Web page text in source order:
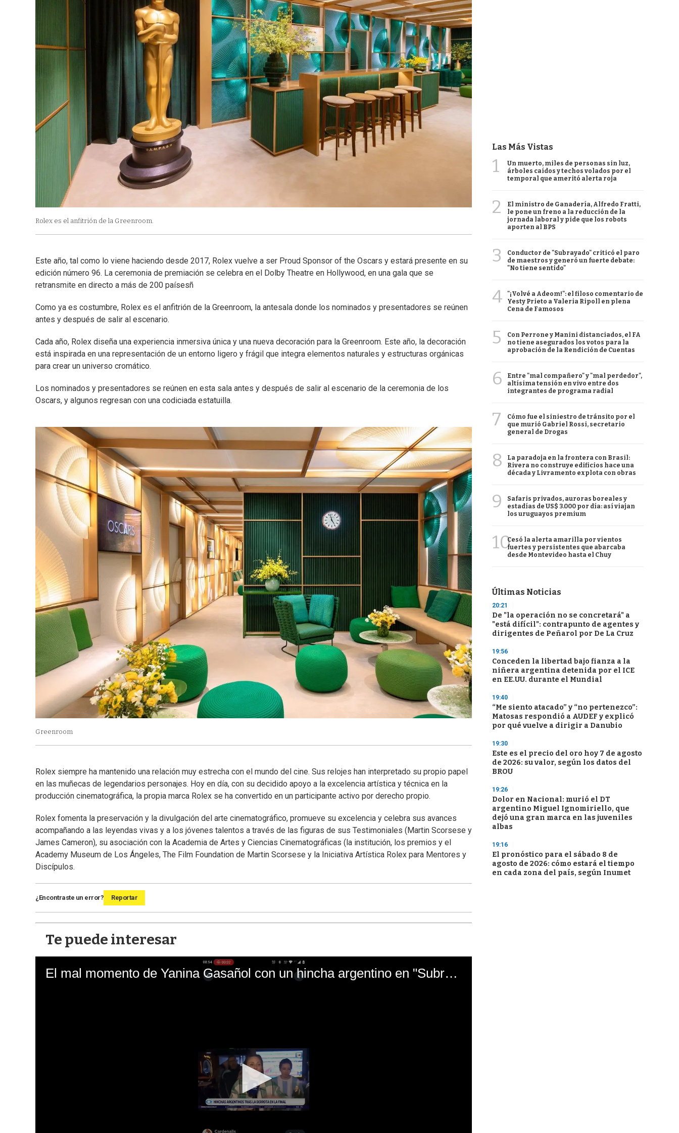
Rolex es el anfitrión de la Greenroom.
Este año, tal como lo viene haciendo desde 2017, Rolex vuelve a ser Proud Sponsor of the Oscars y estará presente en su
edición número 96. La ceremonia de premiación se celebra en el Dolby Theatre en Hollywood, en una gala que se
retransmite en directo a más de 200 paísesñ
Como ya es costumbre, Rolex es el anfitrión de la Greenroom, la antesala donde los nominados y presentadores se reúnen
antes y después de salir al escenario.
Cada año, Rolex diseña una experiencia inmersiva única y una nueva decoración para la Greenroom. Este año, la decoración
está inspirada en una representación de un entorno ligero y frágil que integra elementos naturales y estructuras orgánicas
para crear un universo cromático.
Los nominados y presentadores se reúnen en esta sala antes y después de salir al escenario de la ceremonia de los
Oscars, y algunos regresan con una codiciada estatuilla.
Greenroom
Rolex siempre ha mantenido una relación muy estrecha con el mundo del cine. Sus relojes han interpretado su propio papel
en las muñecas de legendarios personajes. Hoy en día, con su decidido apoyo a la excelencia artística y técnica en la
producción cinematográfica, la propia marca Rolex se ha convertido en un participante activo por derecho propio.
Rolex fomenta la preservación y la divulgación del arte cinematográfico, promueve su excelencia y celebra sus avances
acompañando a las leyendas vivas y a los jóvenes talentos a través de las figuras de sus Testimoniales (Martin Scorsese y
James Cameron), su asociación con la Academia de Artes y Ciencias Cinematográficas (la institución, los premios y el
Academy Museum de Los Ángeles, The Film Foundation de Martin Scorsese y la Iniciativa Artística Rolex para Mentores y
Discípulos.
¿Encontraste un error? Reportar
Te puede interesar
El mal momento de Yanina Gasañol con un hincha argentino en "Subrayado"
Las Más Vistas
1
Un muerto, miles de personas sin luz,
árboles caídos y techos volados por el
temporal que ameritó alerta roja
2
El ministro de Ganadería, Alfredo Fratti,
le pone un freno a la reducción de la
jornada laboral y pide que los robots
aporten al BPS
3
Conductor de "Subrayado" criticó el paro
de maestros y generó un fuerte debate:
"No tiene sentido"
4
"¡Volvé a Adeom!": el filoso comentario de
Yesty Prieto a Valeria Ripoll en plena
Cena de Famosos
5
Con Perrone y Manini distanciados, el FA
no tiene asegurados los votos para la
aprobación de la Rendición de Cuentas
6
Entre "mal compañero" y "mal perdedor",
altísima tensión en vivo entre dos
integrantes de programa radial
7
Cómo fue el siniestro de tránsito por el
que murió Gabriel Rossi, secretario
general de Drogas
8
La paradoja en la frontera con Brasil:
Rivera no construye edificios hace una
década y Livramento explota con obras
9
Safaris privados, auroras boreales y
estadías de US$ 3.000 por día: así viajan
los uruguayos premium
10Cesó la alerta amarilla por vientos
fuertes y persistentes que abarcaba
desde Montevideo hasta el Chuy
Últimas Noticias
20:21
De "la operación no se concretará" a
"está difícil": contrapunto de agentes y
dirigentes de Peñarol por De La Cruz
19:56
Conceden la libertad bajo fianza a la
niñera argentina detenida por el ICE
en EE.UU. durante el Mundial
19:40
“Me siento atacado” y “no pertenezco”:
Matosas respondió a AUDEF y explicó
por qué vuelve a dirigir a Danubio
19:30
Este es el precio del oro hoy 7 de agosto
de 2026: su valor, según los datos del
BROU
19:26
Dolor en Nacional: murió el DT
argentino Miguel Ignomiriello, que
dejó una gran marca en las juveniles
albas
19:16
El pronóstico para el sábado 8 de
agosto de 2026: cómo estará el tiempo
en cada zona del país, según Inumet